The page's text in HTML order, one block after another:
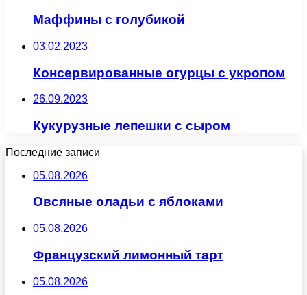
Маффины с голубикой
03.02.2023
Консервированные огурцы с укропом
26.09.2023
Кукурузные лепешки с сыром
Последние записи
05.08.2026
Овсяные оладьи с яблоками
05.08.2026
Французский лимонный тарт
05.08.2026